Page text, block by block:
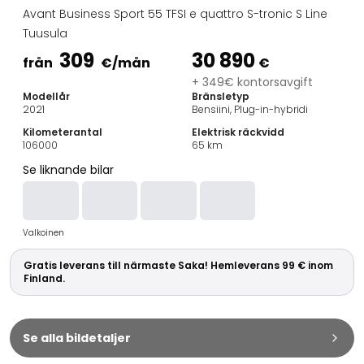
Kombibilar
Stadsbilar
Dragfordon
Kommersiella fordon
Auktionsbilar
Prisvärda bilar
Bilmärken
Audi
BMW
Kia
Mercedes-Benz
Polestar
Skoda
Tesla
Toyota
Avant Business Sport 55 TFSI e quattro S-tronic S Line
Tuusula
från 309 €/mån 30 890 €
+ 349€ kontorsavgift
Modellår
2021
Bränsletyp
Bensiini, Plug-in-hybridi
Kilometerantal
106000
Elektrisk räckvidd
65 km
Se liknande bilar
Valkoinen
Gratis leverans till närmaste Saka! Hemleverans 99 € inom
Finland.
Se alla bildetaljer